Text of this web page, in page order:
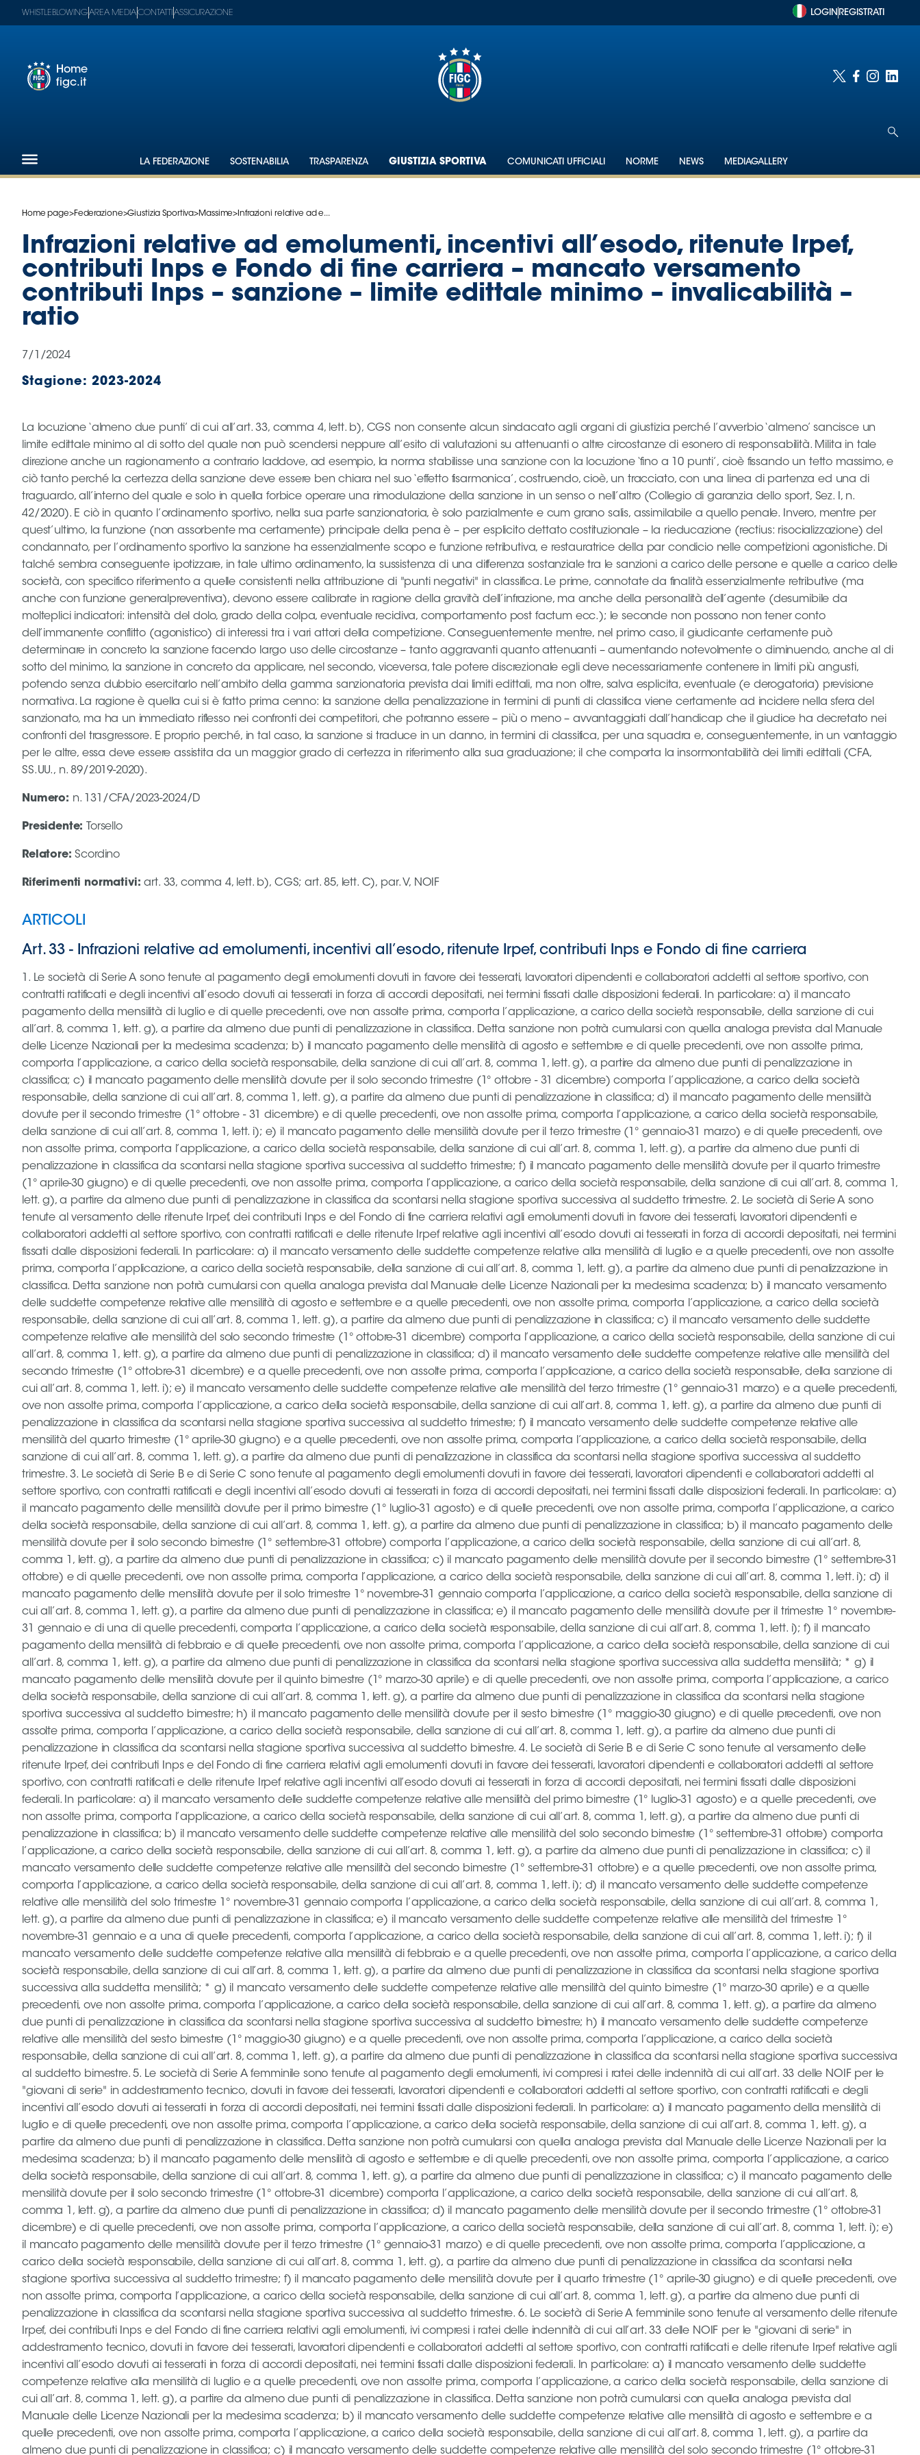
Nazionali
Paralimpico
Serie
Serie
Calcio
partner
delle
nazionali
Assicurazione
Whistleblowing
Area
Media
Contatti
WHISTLEBLOWINGAREA MEDIACONTATTI ASSICURAZIONE LOGIN REGISTRATI
Home
figc.it
LA FEDERAZIONE SOSTENABILIA TRASPARENZA GIUSTIZIA SPORTIVA COMUNICATI UFFICIALI NORME NEWS MEDIAGALLERY
Home page>Federazione>Giustizia Sportiva>Massime> Infrazioni relative ad e...
Infrazioni relative ad emolumenti, incentivi all’esodo, ritenute Irpef,
contributi Inps e Fondo di fine carriera – mancato versamento
contributi Inps – sanzione – limite edittale minimo – invalicabilità –
ratio
7/1/2024
Stagione: 2023-2024
La locuzione ‘almeno due punti’ di cui all’art. 33, comma 4, lett. b), CGS non consente alcun sindacato agli organi di giustizia perché l’avverbio ‘almeno’ sancisce un
limite edittale minimo al di sotto del quale non può scendersi neppure all’esito di valutazioni su attenuanti o altre circostanze di esonero di responsabilità. Milita in tale
direzione anche un ragionamento a contrario laddove, ad esempio, la norma stabilisse una sanzione con la locuzione ‘fino a 10 punti’, cioè fissando un tetto massimo, e
ciò tanto perché la certezza della sanzione deve essere ben chiara nel suo ‘effetto fisarmonica’, costruendo, cioè, un tracciato, con una linea di partenza ed una di
traguardo, all’interno del quale e solo in quella forbice operare una rimodulazione della sanzione in un senso o nell’altro (Collegio di garanzia dello sport, Sez. I, n.
42/2020). E ciò in quanto l’ordinamento sportivo, nella sua parte sanzionatoria, è solo parzialmente e cum grano salis, assimilabile a quello penale. Invero, mentre per
quest’ultimo, la funzione (non assorbente ma certamente) principale della pena è – per esplicito dettato costituzionale – la rieducazione (rectius: risocializzazione) del
condannato, per l’ordinamento sportivo la sanzione ha essenzialmente scopo e funzione retributiva, e restauratrice della par condicio nelle competizioni agonistiche. Di
talché sembra conseguente ipotizzare, in tale ultimo ordinamento, la sussistenza di una differenza sostanziale tra le sanzioni a carico delle persone e quelle a carico delle
società, con specifico riferimento a quelle consistenti nella attribuzione di "punti negativi" in classifica. Le prime, connotate da finalità essenzialmente retributive (ma
anche con funzione generalpreventiva), devono essere calibrate in ragione della gravità dell’infrazione, ma anche della personalità dell’agente (desumibile da
molteplici indicatori: intensità del dolo, grado della colpa, eventuale recidiva, comportamento post factum ecc.); le seconde non possono non tener conto
dell’immanente conflitto (agonistico) di interessi tra i vari attori della competizione. Conseguentemente mentre, nel primo caso, il giudicante certamente può
determinare in concreto la sanzione facendo largo uso delle circostanze – tanto aggravanti quanto attenuanti – aumentando notevolmente o diminuendo, anche al di
sotto del minimo, la sanzione in concreto da applicare, nel secondo, viceversa, tale potere discrezionale egli deve necessariamente contenere in limiti più angusti,
potendo senza dubbio esercitarlo nell’ambito della gamma sanzionatoria prevista dai limiti edittali, ma non oltre, salva esplicita, eventuale (e derogatoria) previsione
normativa. La ragione è quella cui si è fatto prima cenno: la sanzione della penalizzazione in termini di punti di classifica viene certamente ad incidere nella sfera del
sanzionato, ma ha un immediato riflesso nei confronti dei competitori, che potranno essere – più o meno – avvantaggiati dall’handicap che il giudice ha decretato nei
confronti del trasgressore. E proprio perché, in tal caso, la sanzione si traduce in un danno, in termini di classifica, per una squadra e, conseguentemente, in un vantaggio
per le altre, essa deve essere assistita da un maggior grado di certezza in riferimento alla sua graduazione; il che comporta la insormontabilità dei limiti edittali (CFA,
SS.UU., n. 89/2019-2020).
Numero: n. 131/CFA/2023-2024/D
Presidente: Torsello
Relatore:Scordino
Riferimenti normativi:art. 33, comma 4, lett. b), CGS; art. 85, lett. C), par. V, NOIF
ARTICOLI
Art. 33 - Infrazioni relative ad emolumenti, incentivi all’esodo, ritenute Irpef, contributi Inps e Fondo di fine carriera
1. Le società di Serie A sono tenute al pagamento degli emolumenti dovuti in favore dei tesserati, lavoratori dipendenti e collaboratori addetti al settore sportivo, con contratti ratificati e degli incentivi all’esodo dovuti ai tesserati in forza di accordi depositati, nei termini fissati dalle disposizioni federali. In particolare: a) il mancato pagamento della mensilità di luglio e di quelle precedenti, ove non assolte prima, comporta l’applicazione, a carico della società responsabile, della sanzione di cui all’art. 8, comma 1, lett. g), a partire da almeno due punti di penalizzazione in classifica. Detta sanzione non potrà cumularsi con quella analoga prevista dal Manuale delle Licenze Nazionali per la medesima scadenza; b) il mancato pagamento delle mensilità di agosto e settembre e di quelle precedenti, ove non assolte prima, comporta l’applicazione, a carico della società responsabile, della sanzione di cui all’art. 8, comma 1, lett. g), a partire da almeno due punti di penalizzazione in classifica; c) il mancato pagamento delle mensilità dovute per il solo secondo trimestre (1° ottobre - 31 dicembre) comporta l’applicazione, a carico della società responsabile, della sanzione di cui all’art. 8, comma 1, lett. g), a partire da almeno due punti di penalizzazione in classifica; d) il mancato pagamento delle mensilità dovute per il secondo trimestre (1° ottobre - 31 dicembre) e di quelle precedenti, ove non assolte prima, comporta l’applicazione, a carico della società responsabile, della sanzione di cui all’art. 8, comma 1, lett. i); e) il mancato pagamento delle mensilità dovute per il terzo trimestre (1° gennaio‐31 marzo) e di quelle precedenti, ove non assolte prima, comporta l’applicazione, a carico della società responsabile, della sanzione di cui all’art. 8, comma 1, lett. g), a partire da almeno due punti di penalizzazione in classifica da scontarsi nella stagione sportiva successiva al suddetto trimestre; f) il mancato pagamento delle mensilità dovute per il quarto trimestre (1° aprile‐30 giugno) e di quelle precedenti, ove non assolte prima, comporta l’applicazione, a carico della società responsabile, della sanzione di cui all’art. 8, comma 1, lett. g), a partire da almeno due punti di penalizzazione in classifica da scontarsi nella stagione sportiva successiva al suddetto trimestre. 2. Le società di Serie A sono tenute al versamento delle ritenute Irpef, dei contributi Inps e del Fondo di fine carriera relativi agli emolumenti dovuti in favore dei tesserati, lavoratori dipendenti e collaboratori addetti al settore sportivo, con contratti ratificati e delle ritenute Irpef relative agli incentivi all’esodo dovuti ai tesserati in forza di accordi depositati, nei termini fissati dalle disposizioni federali. In particolare: a) il mancato versamento delle suddette competenze relative alla mensilità di luglio e a quelle precedenti, ove non assolte prima, comporta l’applicazione, a carico della società responsabile, della sanzione di cui all’art. 8, comma 1, lett. g), a partire da almeno due punti di penalizzazione in classifica. Detta sanzione non potrà cumularsi con quella analoga prevista dal Manuale delle Licenze Nazionali per la medesima scadenza; b) il mancato versamento delle suddette competenze relative alle mensilità di agosto e settembre e a quelle precedenti, ove non assolte prima, comporta l’applicazione, a carico della società responsabile, della sanzione di cui all’art. 8, comma 1, lett. g), a partire da almeno due punti di penalizzazione in classifica; c) il mancato versamento delle suddette competenze relative alle mensilità del solo secondo trimestre (1° ottobre‐31 dicembre) comporta l’applicazione, a carico della società responsabile, della sanzione di cui all’art. 8, comma 1, lett. g), a partire da almeno due punti di penalizzazione in classifica; d) il mancato versamento delle suddette competenze relative alle mensilità del secondo trimestre (1° ottobre‐31 dicembre) e a quelle precedenti, ove non assolte prima, comporta l’applicazione, a carico della società responsabile, della sanzione di cui all’art. 8, comma 1, lett. i); e) il mancato versamento delle suddette competenze relative alle mensilità del terzo trimestre (1° gennaio‐31 marzo) e a quelle precedenti, ove non assolte prima, comporta l’applicazione, a carico della società responsabile, della sanzione di cui all’art. 8, comma 1, lett. g), a partire da almeno due punti di penalizzazione in classifica da scontarsi nella stagione sportiva successiva al suddetto trimestre; f) il mancato versamento delle suddette competenze relative alle mensilità del quarto trimestre (1° aprile‐30 giugno) e a quelle precedenti, ove non assolte prima, comporta l’applicazione, a carico della società responsabile, della sanzione di cui all’art. 8, comma 1, lett. g), a partire da almeno due punti di penalizzazione in classifica da scontarsi nella stagione sportiva successiva al suddetto trimestre. 3. Le società di Serie B e di Serie C sono tenute al pagamento degli emolumenti dovuti in favore dei tesserati, lavoratori dipendenti e collaboratori addetti al settore sportivo, con contratti ratificati e degli incentivi all’esodo dovuti ai tesserati in forza di accordi depositati, nei termini fissati dalle disposizioni federali. In particolare: a) il mancato pagamento delle mensilità dovute per il primo bimestre (1° luglio‐31 agosto) e di quelle precedenti, ove non assolte prima, comporta l’applicazione, a carico della società responsabile, della sanzione di cui all’art. 8, comma 1, lett. g), a partire da almeno due punti di penalizzazione in classifica; b) il mancato pagamento delle mensilità dovute per il solo secondo bimestre (1° settembre‐31 ottobre) comporta l’applicazione, a carico della società responsabile, della sanzione di cui all’art. 8, comma 1, lett. g), a partire da almeno due punti di penalizzazione in classifica; c) il mancato pagamento delle mensilità dovute per il secondo bimestre (1° settembre‐31 ottobre) e di quelle precedenti, ove non assolte prima, comporta l’applicazione, a carico della società responsabile, della sanzione di cui all’art. 8, comma 1, lett. i); d) il mancato pagamento delle mensilità dovute per il solo trimestre 1° novembre‐31 gennaio comporta l’applicazione, a carico della società responsabile, della sanzione di cui all’art. 8, comma 1, lett. g), a partire da almeno due punti di penalizzazione in classifica; e) il mancato pagamento delle mensilità dovute per il trimestre 1° novembre‐31 gennaio e di una di quelle precedenti, comporta l’applicazione, a carico della società responsabile, della sanzione di cui all’art. 8, comma 1, lett. i); f) il mancato pagamento della mensilità di febbraio e di quelle precedenti, ove non assolte prima, comporta l’applicazione, a carico della società responsabile, della sanzione di cui all’art. 8, comma 1, lett. g), a partire da almeno due punti di penalizzazione in classifica da scontarsi nella stagione sportiva successiva alla suddetta mensilità; * g) il mancato pagamento delle mensilità dovute per il quinto bimestre (1° marzo‐30 aprile) e di quelle precedenti, ove non assolte prima, comporta l’applicazione, a carico della società responsabile, della sanzione di cui all’art. 8, comma 1, lett. g), a partire da almeno due punti di penalizzazione in classifica da scontarsi nella stagione sportiva successiva al suddetto bimestre; h) il mancato pagamento delle mensilità dovute per il sesto bimestre (1° maggio‐30 giugno) e di quelle precedenti, ove non assolte prima, comporta l’applicazione, a carico della società responsabile, della sanzione di cui all’art. 8, comma 1, lett. g), a partire da almeno due punti di penalizzazione in classifica da scontarsi nella stagione sportiva successiva al suddetto bimestre. 4. Le società di Serie B e di Serie C sono tenute al versamento delle ritenute Irpef, dei contributi Inps e del Fondo di fine carriera relativi agli emolumenti dovuti in favore dei tesserati, lavoratori dipendenti e collaboratori addetti al settore sportivo, con contratti ratificati e delle ritenute Irpef relative agli incentivi all’esodo dovuti ai tesserati in forza di accordi depositati, nei termini fissati dalle disposizioni federali. In particolare: a) il mancato versamento delle suddette competenze relative alle mensilità del primo bimestre (1° luglio‐31 agosto) e a quelle precedenti, ove non assolte prima, comporta l’applicazione, a carico della società responsabile, della sanzione di cui all’art. 8, comma 1, lett. g), a partire da almeno due punti di penalizzazione in classifica; b) il mancato versamento delle suddette competenze relative alle mensilità del solo secondo bimestre (1° settembre‐31 ottobre) comporta l’applicazione, a carico della società responsabile, della sanzione di cui all’art. 8, comma 1, lett. g), a partire da almeno due punti di penalizzazione in classifica; c) il mancato versamento delle suddette competenze relative alle mensilità del secondo bimestre (1° settembre‐31 ottobre) e a quelle precedenti, ove non assolte prima, comporta l’applicazione, a carico della società responsabile, della sanzione di cui all’art. 8, comma 1, lett. i); d) il mancato versamento delle suddette competenze relative alle mensilità del solo trimestre 1° novembre‐31 gennaio comporta l’applicazione, a carico della società responsabile, della sanzione di cui all’art. 8, comma 1, lett. g), a partire da almeno due punti di penalizzazione in classifica; e) il mancato versamento delle suddette competenze relative alle mensilità del trimestre 1° novembre‐31 gennaio e a una di quelle precedenti, comporta l’applicazione, a carico della società responsabile, della sanzione di cui all’art. 8, comma 1, lett. i); f) il mancato versamento delle suddette competenze relative alla mensilità di febbraio e a quelle precedenti, ove non assolte prima, comporta l’applicazione, a carico della società responsabile, della sanzione di cui all’art. 8, comma 1, lett. g), a partire da almeno due punti di p